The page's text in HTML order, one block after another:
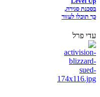
בסכנת סגירה,
כך תוכלו לעזור
עדי פרל